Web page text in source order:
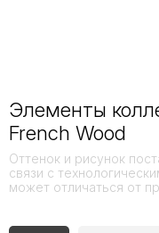
Элементы
French Wood
Оттенок и рисунок
связи с
может отличаться от